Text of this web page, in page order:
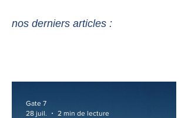
nos derniers articles :
Gate 7
28 juil.
2 min de lecture